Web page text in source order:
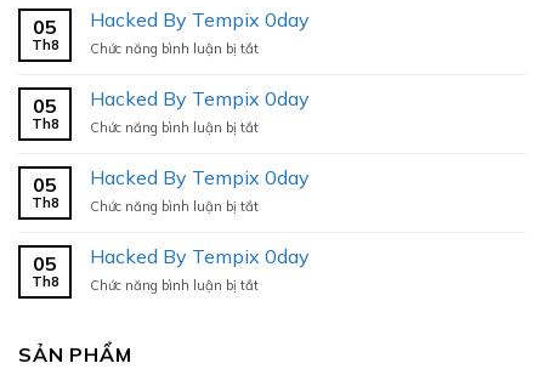
By
Tempix
0day
05
Th8
Hacked By Tempix 0day
Chức năng bình luận bị tắtở
By
Tempix
0day
05
Th8
Hacked By Tempix 0day
Chức năng bình luận bị tắtở
By
Tempix
0day
05
Th8
Hacked By Tempix 0day
Chức năng bình luận bị tắtở
By
Tempix
0day
05
Th8
Hacked By Tempix 0day
Chức năng bình luận bị tắtở
SẢN PHẨM